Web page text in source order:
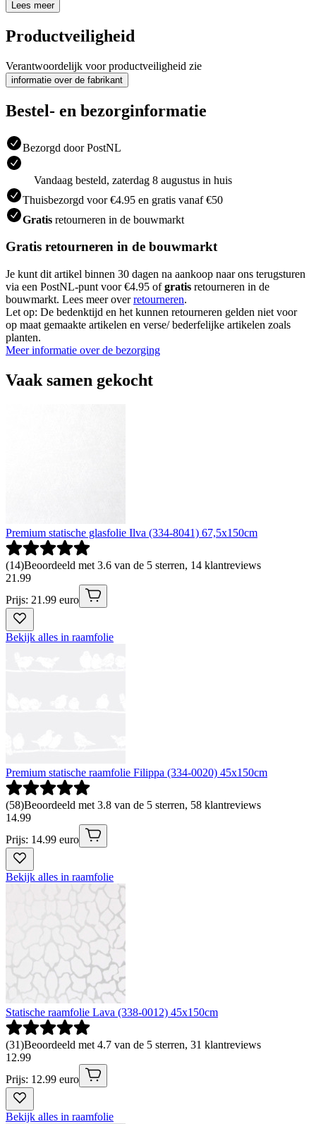
Lees meer
Productveiligheid
Verantwoordelijk voor productveiligheid zie
informatie over de fabrikant
Bestel- en bezorginformatie
Bezorgd door PostNL
Vandaag besteld, zaterdag 8 augustus in huis
Thuisbezorgd voor €4.95 en gratis vanaf €50
Gratis retourneren in de bouwmarkt
Gratis retourneren in de bouwmarkt
Je kunt dit artikel binnen 30 dagen na aankoop naar ons terugsturen
via een PostNL-punt voor €4.95 ofgratis retourneren in de
bouwmarkt. Lees meer overretourneren.
Let op: De bedenktijd en het kunnen retourneren gelden niet voor
op maat gemaakte artikelen en verse/ bederfelijke artikelen zoals
planten.
Meer informatie over de bezorging
Vaak samen gekocht
Premium statische glasfolie Ilva (334-8041) 67,5x150cm
(14)Beoordeeld met 3.6 van de 5 sterren, 14 klantreviews
21 .99
Prijs: 21.99 euro
Bekijk alles in raamfolie
Premium statische raamfolie Filippa (334-0020) 45x150cm
(58)Beoordeeld met 3.8 van de 5 sterren, 58 klantreviews
14.99
Prijs: 14.99 euro
Bekijk alles in raamfolie
Statische raamfolie Lava (338-0012) 45x150cm
(31)Beoordeeld met 4.7 van de 5 sterren, 31 klantreviews
12.99
Prijs: 12.99 euro
Bekijk alles in raamfolie